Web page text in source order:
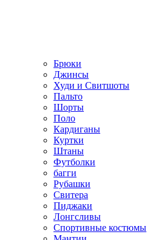
Брюки
Джинсы
Худи и Свитшоты
Пальто
Шорты
Поло
Кардиганы
Куртки
Штаны
Футболки
багги
Рубашки
Свитера
Пиджаки
Лонгсливы
Спортивные костюмы